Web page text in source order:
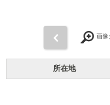
画像
所在地